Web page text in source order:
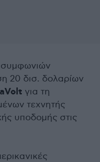
20 δισ. δολαρίων
για τη
τεχνητής
υποδομής στις